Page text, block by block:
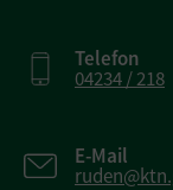
Telefon
04234 / 218
E-Mail